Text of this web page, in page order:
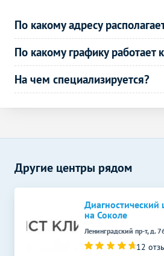
По какому адресу
По какому графику работает
На чем специализируется?
Другие центры рядом
Диагностический
на Соколе
Ленинградский пр-т, д.
12